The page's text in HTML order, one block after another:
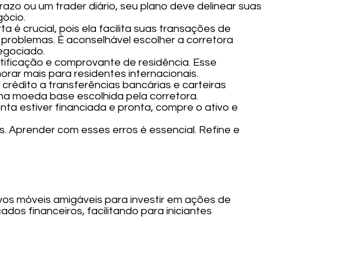
ou um trader diário, seu plano deve delinear suas
é crucial, pois ela facilita suas transações de
É aconselhável escolher a corretora
e comprovante de residência. Esse
mais para residentes internacionais.
a transferências bancárias e carteiras
moeda base escolhida pela corretora.
estiver financiada e pronta, compre o ativo e
Aprender com esses erros é essencial. Refine e
móveis amigáveis para investir em ações de
financeiros, facilitando para iniciantes